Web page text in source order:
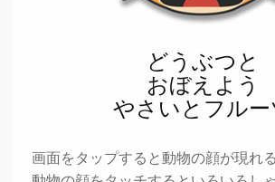
どうぶつと
おぼえよう
やさいとフルー
画面をタップすると動物の顔が現れ